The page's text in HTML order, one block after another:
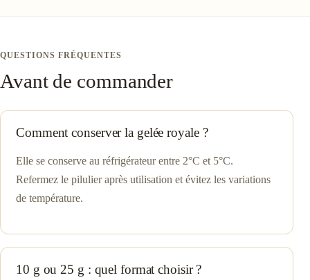
QUESTIONS FRÉQUENTES
Avant de commander
Comment conserver la gelée royale ?
Elle se conserve au réfrigérateur entre 2°C et 5°C.
Refermez le pilulier après utilisation et évitez les variations
de température.
10 g ou 25 g : quel format choisir ?